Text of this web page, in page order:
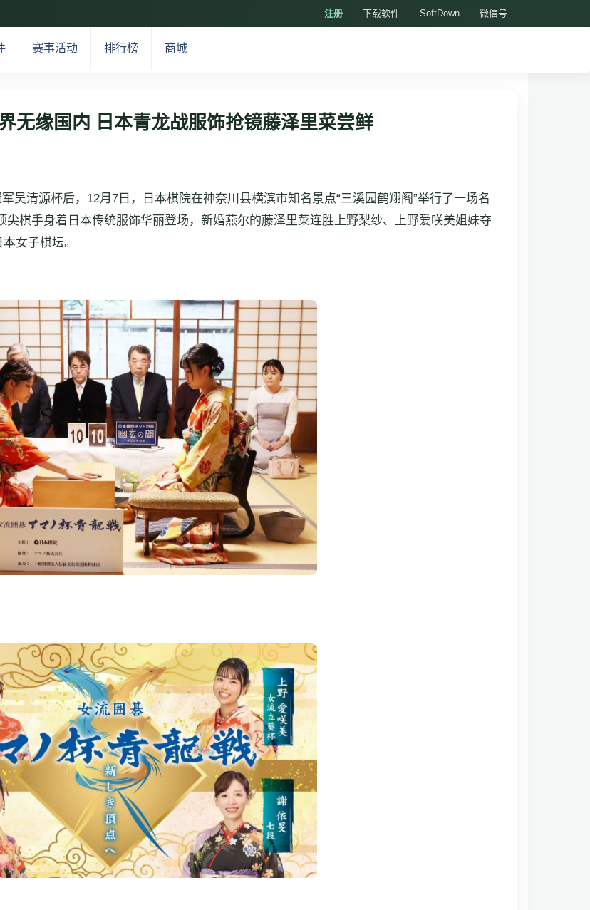
注册 下载软件 SoftDown 微信号
赛事活动 排行榜 商城
无缘国内 日本青龙战服饰抢镜藤泽里菜尝鲜
吴清源杯后，12月7日，日本棋院在神奈川县横滨市知名景点“三溪园鹤翔阁”举行了一场名
尖棋手身着日本传统服饰华丽登场，新婚燕尔的藤泽里菜连胜上野梨纱、上野爱咲美姐妹夺
女子棋坛。